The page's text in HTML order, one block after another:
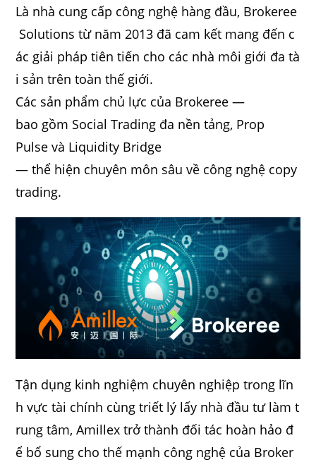
Là nhà cung cấp công nghệ hàng đầu, Brokeree
Solutions từ năm 2013 đã cam kết mang đến c
ác giải pháp tiên tiến cho các nhà môi giới đa tà
i sản trên toàn thế giới.
Các sản phẩm chủ lực của Brokeree —
bao gồm Social Trading đa nền tảng, Prop
Pulse và Liquidity Bridge
— thể hiện chuyên môn sâu về công nghệ copy
trading.
Tận dụng kinh nghiệm chuyên nghiệp trong lĩn
h vực tài chính cùng triết lý lấy nhà đầu tư làm t
rung tâm, Amillex trở thành đối tác hoàn hảo đ
ể bổ sung cho thế mạnh công nghệ của Broker